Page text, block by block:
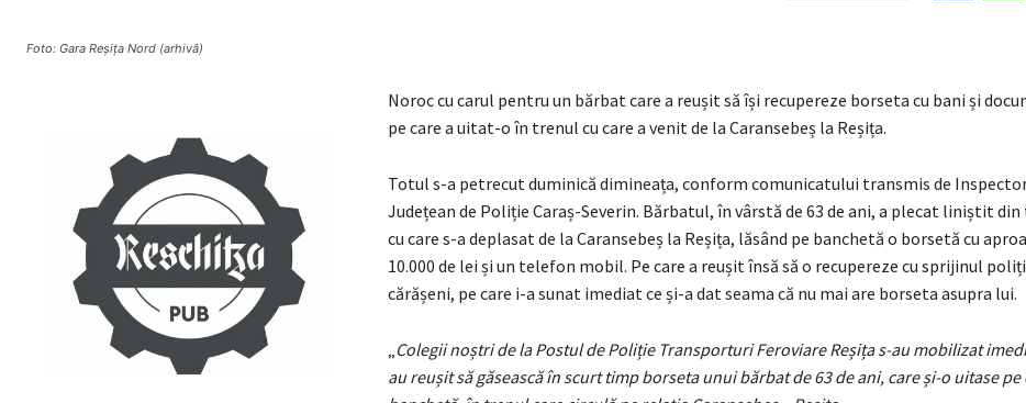
Foto: Gara Reșița Nord (arhivă)
Noroc cu carul pentru un bărbat care a reușit să își recupereze borseta cu bani și
pe care a uitat-o în trenul cu care a venit de la Caransebeș la Reșița.
Totul s-a petrecut duminică dimineața, conform comunicatului transmis de
Județean de Poliție Caraș-Severin. Bărbatul, în vârstă de 63 de ani, a plecat liniștit
cu care s-a deplasat de la Caransebeș la Reșița, lăsând pe banchetă o borsetă cu
10.000 de lei și un telefon mobil. Pe care a reușit însă să o recupereze cu sprijinul
cărășeni, pe care i-a sunat imediat ce și-a dat seama că nu mai are borseta asupra lui.
„Colegii noștri de la Postul de Poliție Transporturi Feroviare Reșița s-au mobilizat
au reușit să găsească în scurt timp borseta unui bărbat de 63 de ani, care și-o uitase pe